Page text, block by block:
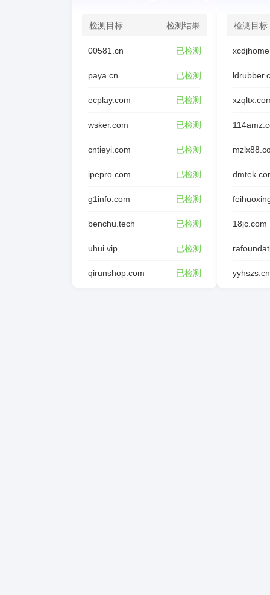
检测目标 检测结果
00581.cn 已检测
paya.cn 已检测
ecplay.com 已检测
wsker.com 已检测
cntieyi.com 已检测
ipepro.com 已检测
g1info.com 已检测
benchu.tech 已检测
uhui.vip 已检测
qirunshop.com 已检测
检测目标
18jc.com
yyhszs.cn